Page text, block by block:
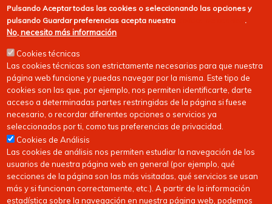
PulsandoAceptar todas las cookies o seleccionando las opciones y
pulsando Guardar preferencias acepta nuestra .
No, necesito más información
Cookies técnicas
Las cookies técnicas son estrictamente necesarias para que nuestra
página web funcione y puedas navegar por la misma. Este tipo de
cookies son las que, por ejemplo, nos permiten identificarte, darte
acceso a determinadas partes restringidas de la página si fuese
necesario, o recordar diferentes opciones o servicios ya
seleccionados por ti, como tus preferencias de privacidad.
Cookies de Análisis
Las cookies de análisis nos permiten estudiar la navegación de los
usuarios de nuestra página web en general (por ejemplo, qué
secciones de la página son las más visitadas, qué servicios se usan
más y si funcionan correctamente, etc.). A partir de la información
estadística sobre la navegación en nuestra página web, podemos